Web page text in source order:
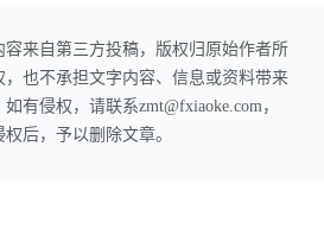
来自第三方投稿，版权归原始作者所
也不承担文字内容、信息或资料带来
有侵权，请联系zmt@fxiaoke.com，
后，予以删除文章。